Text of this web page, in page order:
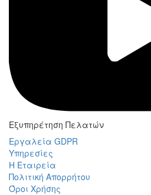
Εξυπηρέτηση Πελατών
Εργαλεία GDPR
Υπηρεσίες
Η Εταιρεία
Πολιτική Απορρήτου
Όροι Χρήσης